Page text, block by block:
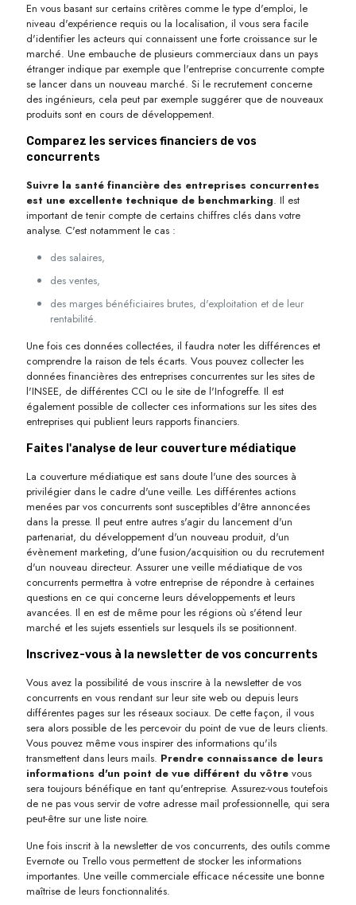
En vous basant sur certains critères comme le type d'emploi, le
niveau d'expérience requis ou la localisation, il vous sera facile
d'identifier les acteurs qui connaissent une forte croissance sur le
marché. Une embauche de plusieurs commerciaux dans un pays
étranger indique par exemple que l'entreprise concurrente compte
se lancer dans un nouveau marché. Si le recrutement concerne
des ingénieurs, cela peut par exemple suggérer que de nouveaux
produits sont en cours de développement.
Comparez les services financiers de vos
concurrents
Suivre la santé financière des entreprises concurrentes
est une excellente technique de benchmarking. Il est
important de tenir compte de certains chiffres clés dans votre
analyse. C'est notamment le cas :
des salaires,
des ventes,
des marges bénéficiaires brutes, d'exploitation et de leur
rentabilité.
Une fois ces données collectées, il faudra noter les différences et
comprendre la raison de tels écarts. Vous pouvez collecter les
données financières des entreprises concurrentes sur les sites de
l'INSEE, de différentes CCI ou le site de l'Infogreffe. Il est
également possible de collecter ces informations sur les sites des
entreprises qui publient leurs rapports financiers.
Faites l'analyse de leur couverture médiatique
La couverture médiatique est sans doute l'une des sources à
privilégier dans le cadre d'une veille. Les différentes actions
menées par vos concurrents sont susceptibles d'être annoncées
dans la presse. Il peut entre autres s'agir du lancement d'un
partenariat, du développement d'un nouveau produit, d'un
évènement marketing, d'une fusion/acquisition ou du recrutement
d'un nouveau directeur. Assurer une veille médiatique de vos
concurrents permettra à votre entreprise de répondre à certaines
questions en ce qui concerne leurs développements et leurs
avancées. Il en est de même pour les régions où s'étend leur
marché et les sujets essentiels sur lesquels ils se positionnent.
Inscrivez-vous à la newsletter de vos concurrents
Vous avez la possibilité de vous inscrire à la newsletter de vos
concurrents en vous rendant sur leur site web ou depuis leurs
différentes pages sur les réseaux sociaux. De cette façon, il vous
sera alors possible de les percevoir du point de vue de leurs clients.
Vous pouvez même vous inspirer des informations qu'ils
transmettent dans leurs mails. Prendre connaissance de leurs
informations d'un point de vue différent du vôtre vous
sera toujours bénéfique en tant qu'entreprise. Assurez-vous toutefois
de ne pas vous servir de votre adresse mail professionnelle, qui sera
peut-être sur une liste noire.
Une fois inscrit à la newsletter de vos concurrents, des outils comme
Evernote ou Trello vous permettent de stocker les informations
importantes. Une veille commerciale efficace nécessite une bonne
maîtrise de leurs fonctionnalités.